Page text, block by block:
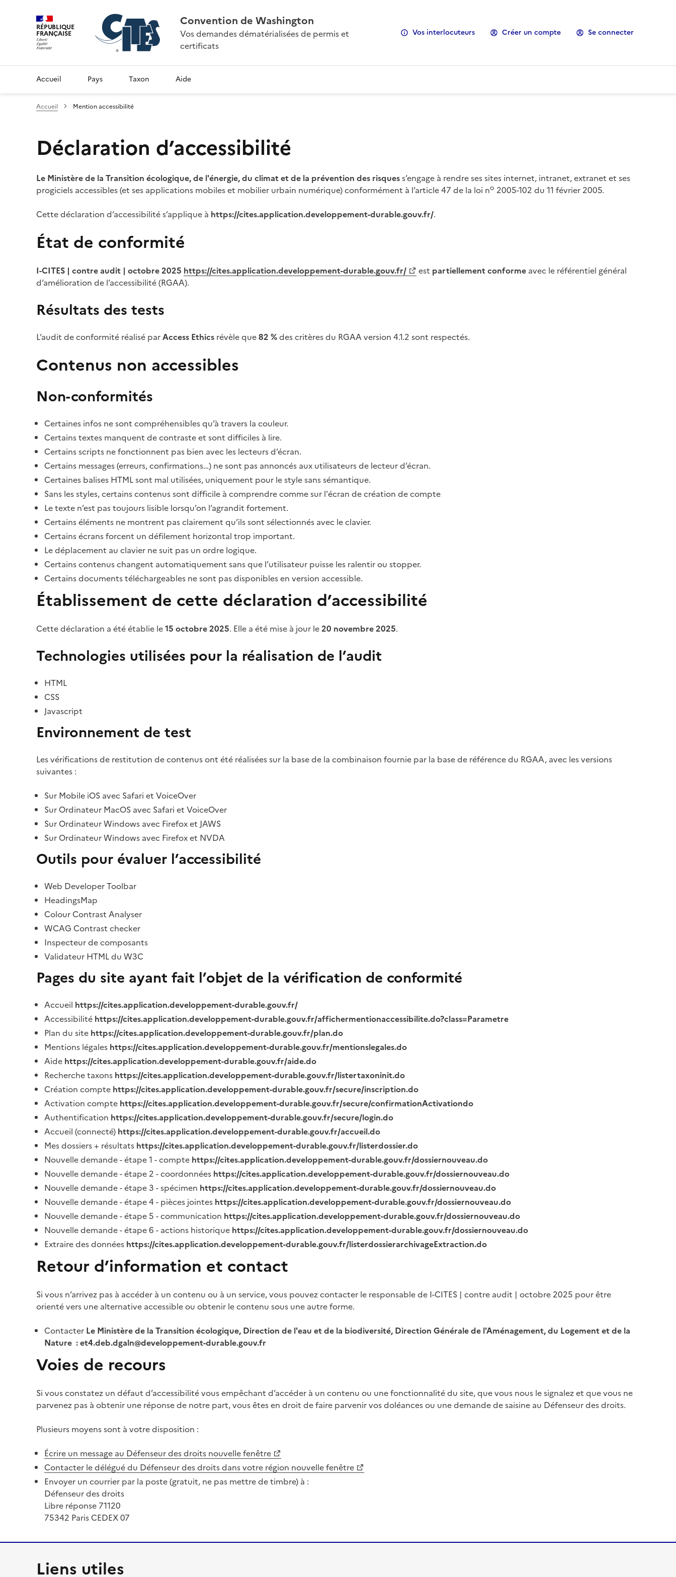
RÉPUBLIQUE
FRANÇAISE
Convention de Washington
Vos demandes dématérialisées de permis et
certificats
Vos interlocuteurs Créer un compte Se connecter
Accueil Pays Taxon Aide
Accueil Mention accessibilité
Déclaration d’accessibilité
Le Ministère de la Transition écologique, de l'énergie, du climat et de la prévention des risquess’engage à rendre ses sites internet, intranet, extranet et ses
progiciels accessibles (et ses applications mobiles et mobilier urbain numérique) conformément à l’article 47 de la loi no 2005-102 du 11 février 2005.
Cette déclaration d’accessibilité s’applique à https://cites.application.developpement-durable.gouv.fr/.
État de conformité
I-CITES | contre audit | octobre 2025 https://cites.application.developpement-durable.gouv.fr/ est partiellement conforme avec le référentiel général
d’amélioration de l’accessibilité (RGAA).
Résultats des tests
L’audit de conformité réalisé parAccess Ethics révèle que82 %des critères du RGAA version 4.1.2 sont respectés.
Contenus non accessibles
Non-conformités
Certaines infos ne sont compréhensibles qu’à travers la couleur.
Certains textes manquent de contraste et sont difficiles à lire.
Certains scripts ne fonctionnent pas bien avec les lecteurs d’écran.
Certains messages (erreurs, confirmations…) ne sont pas annoncés aux utilisateurs de lecteur d’écran.
Certaines balises HTML sont mal utilisées, uniquement pour le style sans sémantique.
Sans les styles, certains contenus sont difficile à comprendre comme sur l'écran de création de compte
Le texte n’est pas toujours lisible lorsqu’on l’agrandit fortement.
Certains éléments ne montrent pas clairement qu’ils sont sélectionnés avec le clavier.
Certains écrans forcent un défilement horizontal trop important.
Le déplacement au clavier ne suit pas un ordre logique.
Certains contenus changent automatiquement sans que l’utilisateur puisse les ralentir ou stopper.
Certains documents téléchargeables ne sont pas disponibles en version accessible.
Établissement de cette déclaration d’accessibilité
Cette déclaration a été établie le15 octobre 2025. Elle a été mise à jour le20 novembre 2025.
Technologies utilisées pour la réalisation de l’audit
HTML
CSS
Javascript
Environnement de test
Les vérifications de restitution de contenus ont été réalisées sur la base de la combinaison fournie par la base de référence du RGAA, avec les versions
suivantes :
Sur Mobile iOS avec Safari et VoiceOver
Sur Ordinateur MacOS avec Safari et VoiceOver
Sur Ordinateur Windows avec Firefox et JAWS
Sur Ordinateur Windows avec Firefox et NVDA
Outils pour évaluer l’accessibilité
Web Developer Toolbar
HeadingsMap
Colour Contrast Analyser
WCAG Contrast checker
Inspecteur de composants
Validateur HTML du W3C
Pages du site ayant fait l’objet de la vérification de conformité
Accueil https://cites.application.developpement-durable.gouv.fr/
Accessibilité https://cites.application.developpement-durable.gouv.fr/affichermentionaccessibilite.do?class=Parametre
Plan du site https://cites.application.developpement-durable.gouv.fr/plan.do
Mentions légales https://cites.application.developpement-durable.gouv.fr/mentionslegales.do
Aide https://cites.application.developpement-durable.gouv.fr/aide.do
Recherche taxons https://cites.application.developpement-durable.gouv.fr/listertaxoninit.do
Création compte https://cites.application.developpement-durable.gouv.fr/secure/inscription.do
Activation compte https://cites.application.developpement-durable.gouv.fr/secure/confirmationActivationdo
Authentification https://cites.application.developpement-durable.gouv.fr/secure/login.do
Accueil (connecté) https://cites.application.developpement-durable.gouv.fr/accueil.do
Mes dossiers + résultats https://cites.application.developpement-durable.gouv.fr/listerdossier.do
Nouvelle demande - étape 1 - compte https://cites.application.developpement-durable.gouv.fr/dossiernouveau.do
Nouvelle demande - étape 2 - coordonnées https://cites.application.developpement-durable.gouv.fr/dossiernouveau.do
Nouvelle demande - étape 3 - spécimen https://cites.application.developpement-durable.gouv.fr/dossiernouveau.do
Nouvelle demande - étape 4 - pièces jointes https://cites.application.developpement-durable.gouv.fr/dossiernouveau.do
Nouvelle demande - étape 5 - communication https://cites.application.developpement-durable.gouv.fr/dossiernouveau.do
Nouvelle demande - étape 6 - actions historique https://cites.application.developpement-durable.gouv.fr/dossiernouveau.do
Extraire des données https://cites.application.developpement-durable.gouv.fr/listerdossierarchivageExtraction.do
Retour d’information et contact
Si vous n’arrivez pas à accéder à un contenu ou à un service, vous pouvez contacter le responsable de I-CITES | contre audit | octobre 2025 pour être
orienté vers une alternative accessible ou obtenir le contenu sous une autre forme.
Contacter Le Ministère de la Transition écologique, Direction de l'eau et de la biodiversité, Direction Générale de l'Aménagement, du Logement et de la
Nature : et4.deb.dgaln@developpement-durable.gouv.fr
Voies de recours
Si vous constatez un défaut d’accessibilité vous empêchant d’accéder à un contenu ou une fonctionnalité du site, que vous nous le signalez et que vous ne
parvenez pas à obtenir une réponse de notre part, vous êtes en droit de faire parvenir vos doléances ou une demande de saisine au Défenseur des droits.
Plusieurs moyens sont à votre disposition :
Écrire un message au Défenseur des droits nouvelle fenêtre
Contacter le délégué du Défenseur des droits dans votre région nouvelle fenêtre
Envoyer un courrier par la poste (gratuit, ne pas mettre de timbre) à :
Défenseur des droits
Libre réponse 71120
75342 Paris CEDEX 07
Liens utiles